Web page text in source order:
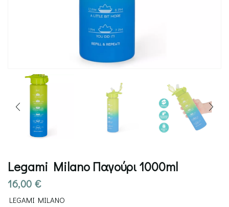
Legami Milano Παγούρι 1000ml
16,00 €
LEGAMI MILANO